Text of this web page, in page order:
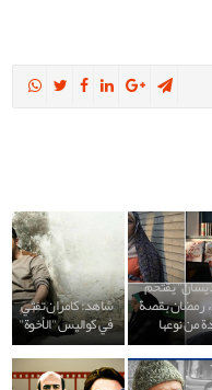
يقتحم
رمضان بقصة
من نوعها
شاهد: كامران تفتي
في كواليس "الأخوة"